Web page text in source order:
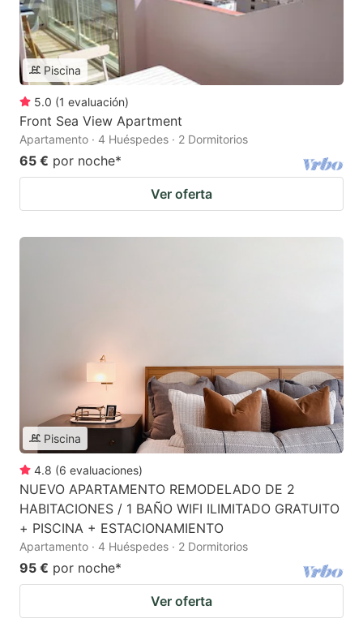
Piscina
5.0 (1 evaluación)
Front Sea View Apartment
Apartamento · 4 Huéspedes · 2 Dormitorios
65 € por noche*
Ver oferta
Piscina
4.8 (6 evaluaciones)
NUEVO APARTAMENTO REMODELADO DE 2
HABITACIONES / 1 BAÑO WIFI ILIMITADO GRATUITO
+ PISCINA + ESTACIONAMIENTO
Apartamento · 4 Huéspedes · 2 Dormitorios
95 € por noche*
Ver oferta